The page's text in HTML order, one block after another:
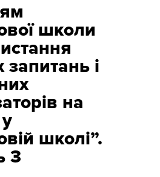
школи
запитань і
на
школі”.
3